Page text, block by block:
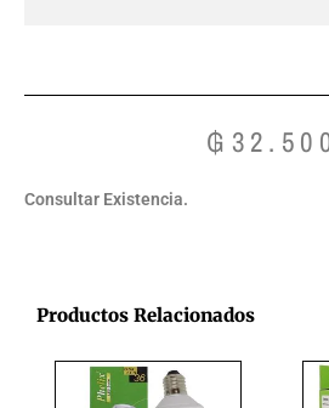
₲
Consultar Existencia.
Productos Relacionados